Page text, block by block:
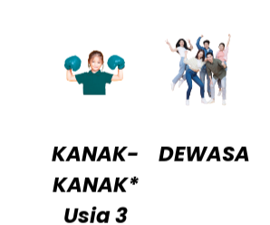
KANAK-
KANAK*
Usia 3
DEWASA